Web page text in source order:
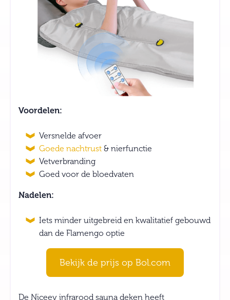
Voordelen:
Versnelde afvoer
Goede nachtrust & nierfunctie
Vetverbranding
Goed voor de bloedvaten
Nadelen:
Iets minder uitgebreid en kwalitatief gebouwd
dan de Flamengo optie
Bekijk de prijs op Bol.com
De Niceey infrarood sauna deken heeft